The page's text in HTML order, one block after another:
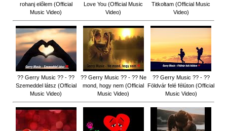
rohanj előlem (Official
Music Video)
Love You (Official Music
Video)
Titkoltam (Official Music
Video)
?? Gerry Music ?? - ??
Szemeddel látsz (Official
Music Video)
?? Gerry Music ?? - ?? Ne
mond, hogy nem (Official
Music Video)
?? Gerry Music ?? - ??
Földvár felé félúton (Official
Music Video)